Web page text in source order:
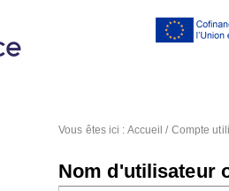
Vous êtes ici : Accueil / Compte
Nom d'utilisateur